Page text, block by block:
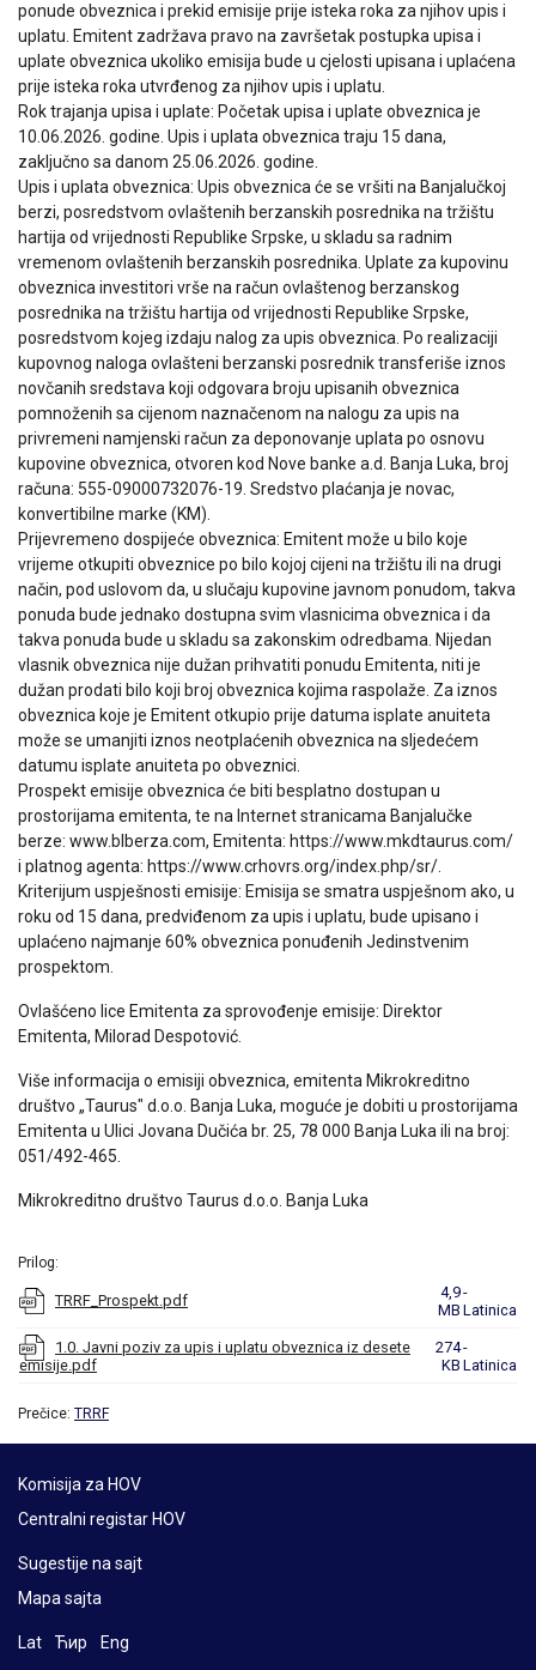
ponude obveznica i prekid emisije prije isteka roka za njihov upis i
uplatu. Emitent zadržava pravo na završetak postupka upisa i
uplate obveznica ukoliko emisija bude u cjelosti upisana i uplaćena
prije isteka roka utvrđenog za njihov upis i uplatu.
Rok trajanja upisa i uplate: Početak upisa i uplate obveznica je
10.06.2026. godine. Upis i uplata obveznica traju 15 dana,
zaključno sa danom 25.06.2026. godine.
Upis i uplata obveznica: Upis obveznica će se vršiti na Banjalučkoj
berzi, posredstvom ovlaštenih berzanskih posrednika na tržištu
hartija od vrijednosti Republike Srpske, u skladu sa radnim
vremenom ovlaštenih berzanskih posrednika. Uplate za kupovinu
obveznica investitori vrše na račun ovlaštenog berzanskog
posrednika na tržištu hartija od vrijednosti Republike Srpske,
posredstvom kojeg izdaju nalog za upis obveznica. Po realizaciji
kupovnog naloga ovlašteni berzanski posrednik transferiše iznos
novčanih sredstava koji odgovara broju upisanih obveznica
pomnoženih sa cijenom naznačenom na nalogu za upis na
privremeni namjenski račun za deponovanje uplata po osnovu
kupovine obveznica, otvoren kod Nove banke a.d. Banja Luka, broj
računa: 555-09000732076-19. Sredstvo plaćanja je novac,
konvertibilne marke (KM).
Prijevremeno dospijeće obveznica: Emitent može u bilo koje
vrijeme otkupiti obveznice po bilo kojoj cijeni na tržištu ili na drugi
način, pod uslovom da, u slučaju kupovine javnom ponudom, takva
ponuda bude jednako dostupna svim vlasnicima obveznica i da
takva ponuda bude u skladu sa zakonskim odredbama. Nijedan
vlasnik obveznica nije dužan prihvatiti ponudu Emitenta, niti je
dužan prodati bilo koji broj obveznica kojima raspolaže. Za iznos
obveznica koje je Emitent otkupio prije datuma isplate anuiteta
može se umanjiti iznos neotplaćenih obveznica na sljedećem
datumu isplate anuiteta po obveznici.
Prospekt emisije obveznica će biti besplatno dostupan u
prostorijama emitenta, te na Internet stranicama Banjalučke
berze: www.blberza.com, Emitenta: https://www.mkdtaurus.com/
i platnog agenta: https://www.crhovrs.org/index.php/sr/.
Kriterijum uspješnosti emisije: Emisija se smatra uspješnom ako, u
roku od 15 dana, predviđenom za upis i uplatu, bude upisano i
uplaćeno najmanje 60% obveznica ponuđenih Jedinstvenim
prospektom.
Ovlašćeno lice Emitenta za sprovođenje emisije: Direktor
Emitenta, Milorad Despotović.
Više informacija o emisiji obveznica, emitenta Mikrokreditno
društvo „Taurus" d.o.o. Banja Luka, moguće je dobiti u prostorijama
Emitenta u Ulici Jovana Dučića br. 25, 78 000 Banja Luka ili na broj:
051/492-465.
Mikrokreditno društvo Taurus d.o.o. Banja Luka
Prilog:
TRRF_Prospekt.pdf
4,9
MB
-
Latinica
1.0. Javni poziv za upis i uplatu obveznica iz desete
emisije.pdf
274
KB
-
Latinica
Prečice: TRRF
Komisija za HOV
Centralni registar HOV
Sugestije na sajt
Mapa sajta
Lat Ћир Eng